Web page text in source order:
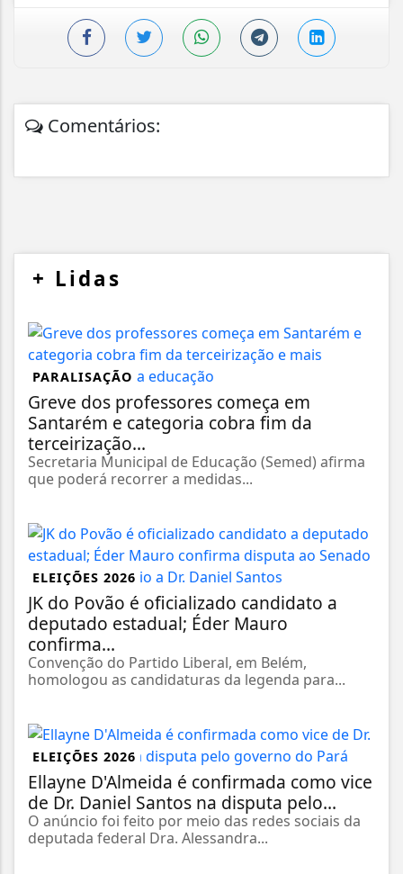
Comentários:
+ Lidas
PARALISAÇÃO
Greve dos professores começa em
Santarém e categoria cobra fim da
terceirização...
Secretaria Municipal de Educação (Semed) afirma
que poderá recorrer a medidas...
ELEIÇÕES 2026
JK do Povão é oficializado candidato a
deputado estadual; Éder Mauro
confirma...
Convenção do Partido Liberal, em Belém,
homologou as candidaturas da legenda para...
ELEIÇÕES 2026
Ellayne D'Almeida é confirmada como vice
de Dr. Daniel Santos na disputa pelo...
O anúncio foi feito por meio das redes sociais da
deputada federal Dra. Alessandra...